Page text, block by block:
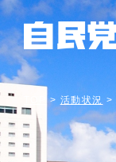
> 活動状況 >